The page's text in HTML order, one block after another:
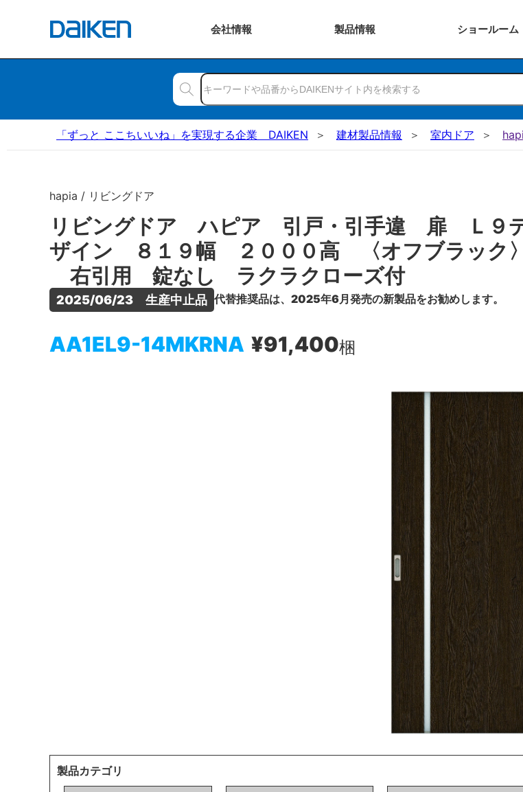
会社情報 製品情報 ショールーム
「ずっと ここちいいね」を実現する企業 DAIKEN 建材製品情報 室内ドア
hapia / リビングドア
リビングドア ハピア 引戸・引手違 扉 Ｌ９
ザイン ８１９幅 ２０００高 〈オフブラック〉
右引用 錠なし ラクラクローズ付
2025/06/23　生産中止品 代替推奨品は、2025年6月発売の新製品をお勧めします。
AA1EL9-14MKRNA ¥91,400梱
製品カテゴリ